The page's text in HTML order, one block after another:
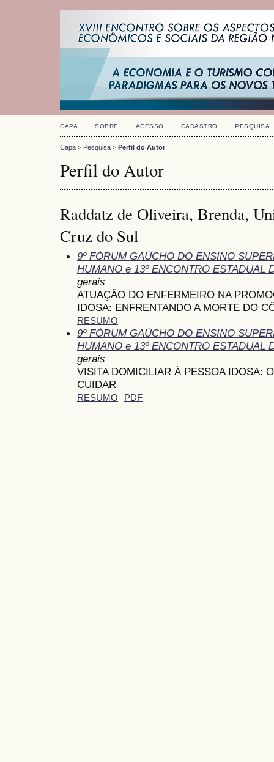
CAPA SOBRE ACESSO CADASTRO PESQUISA
Capa > Pesquisa > Perfil do Autor
Perfil do Autor
Raddatz de Oliveira, Brenda,
Cruz do Sul
9º FÓRUM GAÚCHO DO ENSINO
HUMANO e 13º ENCONTRO ESTADUAL
gerais
ATUAÇÃO DO ENFERMEIRO NA
IDOSA: ENFRENTANDO A MORTE DO
RESUMO
9º FÓRUM GAÚCHO DO ENSINO
HUMANO e 13º ENCONTRO ESTADUAL
gerais
VISITA DOMICILIAR À PESSOA IDOSA:
CUIDAR
RESUMO PDF